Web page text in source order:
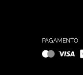
PAGAMENTO